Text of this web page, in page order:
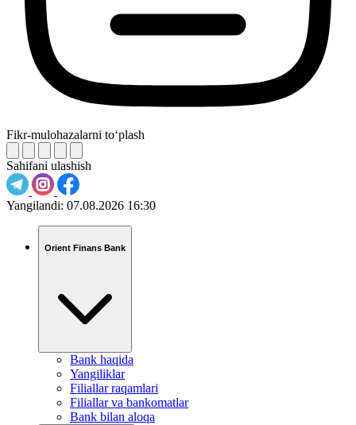
Fikr-mulohazalarni to‘plash
Sahifani ulashish
Yangilandi: 07.08.2026 16:30
Orient Finans Bank
Bank haqida
Yangiliklar
Filiallar raqamlari
Filiallar va bankomatlar
Bank bilan aloqa